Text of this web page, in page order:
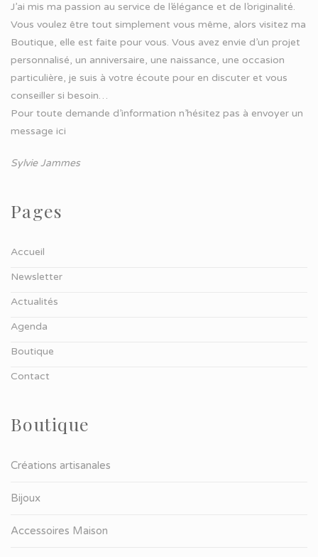
J’ai mis ma passion au service de l’élégance et de l’originalité.
Vous voulez être tout simplement vous même, alors visitez ma
Boutique, elle est faite pour vous. Vous avez envie d’un projet
personnalisé, un anniversaire, une naissance, une occasion
particulière, je suis à votre écoute pour en discuter et vous
conseiller si besoin…
Pour toute demande d’information n’hésitez pas à envoyer un
message ici
Sylvie Jammes
Pages
Accueil
Newsletter
Actualités
Agenda
Boutique
Contact
Boutique
Créations artisanales
Bijoux
Accessoires Maison